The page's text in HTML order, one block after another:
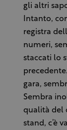
gli altri
Intanto,
registra
numeri,
staccati lo
gara,
Sembra
qualità del
stand, c’è